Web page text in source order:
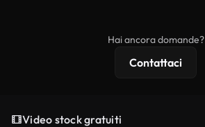
Hai ancora domande?
Contattaci
Video stock gratuiti